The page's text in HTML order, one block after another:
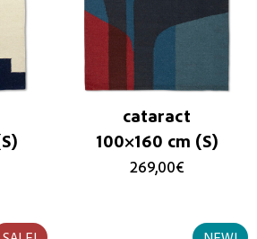
cataract
100×160 cm (S)
269,00€